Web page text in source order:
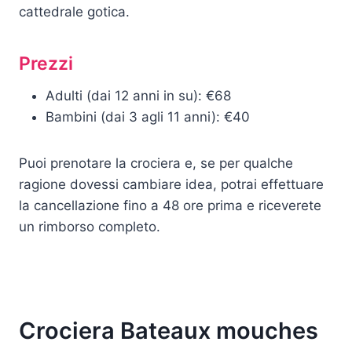
cattedrale gotica.
Prezzi
Adulti (dai 12 anni in su): €68
Bambini (dai 3 agli 11 anni): €40
Puoi prenotare la crociera e, se per qualche
ragione dovessi cambiare idea, potrai effettuare
la cancellazione fino a 48 ore prima e riceverete
un rimborso completo.
Crociera Bateaux mouches